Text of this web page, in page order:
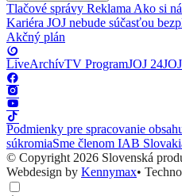
Tlačové správy Reklama Ako si
Kariéra JOJ nebude súčasťou
Akčný plán
LiveArchívTV ProgramJOJ 24
Podmienky pre spracovanie
súkromiaSme členom IAB
© Copyright 2026 Slovenská
Webdesign by Kennymax•